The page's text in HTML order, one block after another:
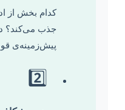
کدام بخش از
جذب می‌کند؟
پیش‌زمینه‌ی
2️⃣